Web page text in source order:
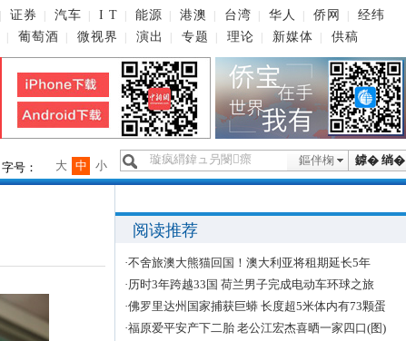
证券 汽车 I T 能源 港澳 台湾 华人 侨网
经纬
葡萄酒 微视界 演出 专题 理论 新媒体 供稿
鎼� 绱�
鏂伴椈
字号： 小
中
大
阅读推荐
·不舍旅澳大熊猫回国！澳大利亚将租期延长5年
·历时3年跨越33国 荷兰男子完成电动车环球之旅
·佛罗里达州国家捕获巨蟒 长度超5米体内有73颗蛋
·福原爱平安产下二胎 老公江宏杰喜晒一家四口(图)